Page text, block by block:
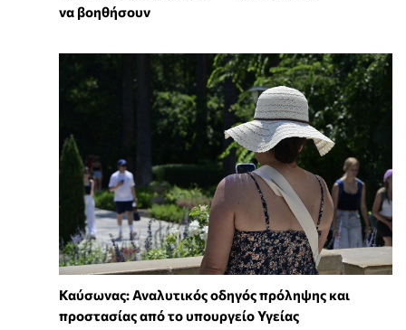
να βοηθήσουν
Καύσωνας: Αναλυτικός οδηγός πρόληψης και
προστασίας από το υπουργείο Υγείας